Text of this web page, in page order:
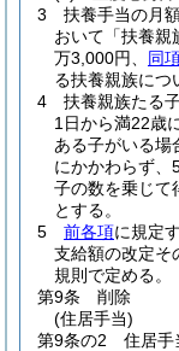
3
扶養手当の月額
おいて「扶養親
万3,000円、 同
る扶養親族につ
4
扶養親族たる
1日から満22歳
ある子がいる場
にかかわらず、
子の数を乗じて
とする。
5
前各項に規定
支給額の改定そ
規則で定める。
第9条
削除
(住居手当)
第9条の2
住居手